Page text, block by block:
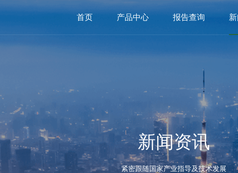
首页 产品中心 报告查询
新闻资讯
紧密跟随国家产业指导及技术发展